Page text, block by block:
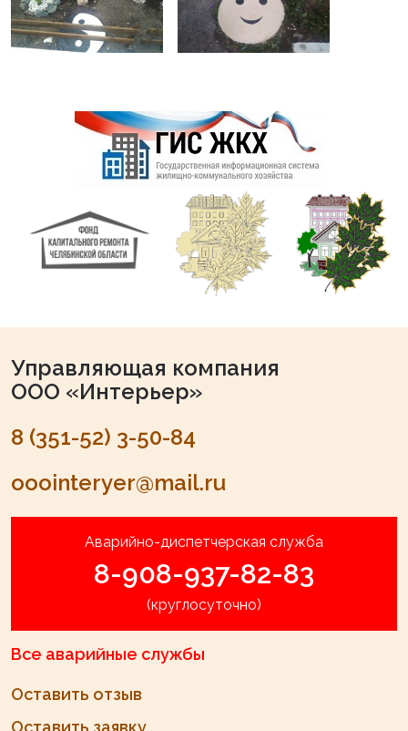
Управляющая компания
ООО «Интерьер»
8 (351-52) 3-50-84
ooointeryer@mail.ru
Аварийно-диспетчерская служба
8-908-937-82-83
(круглосуточно)
Все аварийные службы
Оставить отзыв
Оставить заявку